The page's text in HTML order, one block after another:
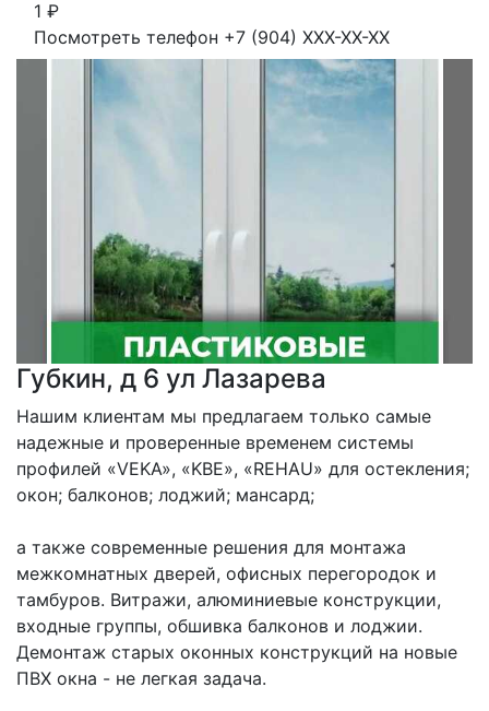
1 ₽
Посмотреть телефон +7 (904) XXX-XX-XX
Губкин, д 6 ул Лазарева
Нашим клиентам мы предлагаем только самые
надежные и проверенные временем системы
профилей «VEKA», «KBE», «REHAU» для остекления;
окон; балконов; лоджий; мансард;
а также современные решения для монтажа
межкомнатных дверей, офисных перегородок и
тамбуров. Витражи, алюминиевые конструкции,
входные группы, обшивка балконов и лоджии.
Демонтаж старых оконных конструкций на новые
ПВХ окна - не легкая задача.